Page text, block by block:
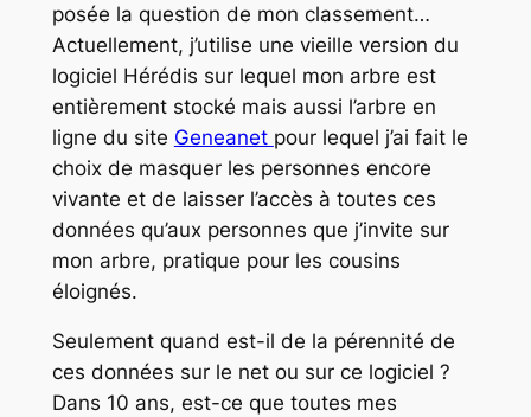
posée la question de mon classement…
Actuellement, j’utilise une vieille version du
logiciel Hérédis sur lequel mon arbre est
entièrement stocké mais aussi l’arbre en
ligne du site Geneanet pour lequel j’ai fait le
choix de masquer les personnes encore
vivante et de laisser l’accès à toutes ces
données qu’aux personnes que j’invite sur
mon arbre, pratique pour les cousins
éloignés.
Seulement quand est-il de la pérennité de
ces données sur le net ou sur ce logiciel ?
Dans 10 ans, est-ce que toutes mes